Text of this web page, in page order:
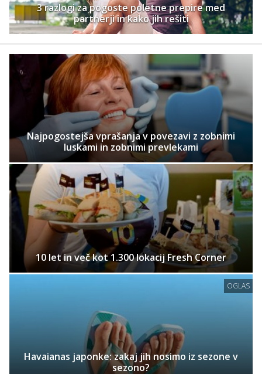
3 razlogi za pogoste poletne prepire med
partnerji in kako jih rešiti
Najpogostejša vprašanja v povezavi z zobnimi
luskami in zobnimi prevlekami
10 let in več kot 1.300 lokacij Fresh Corner
OGLAS
Havaianas japonke: zakaj jih nosimo iz sezone v
sezono?